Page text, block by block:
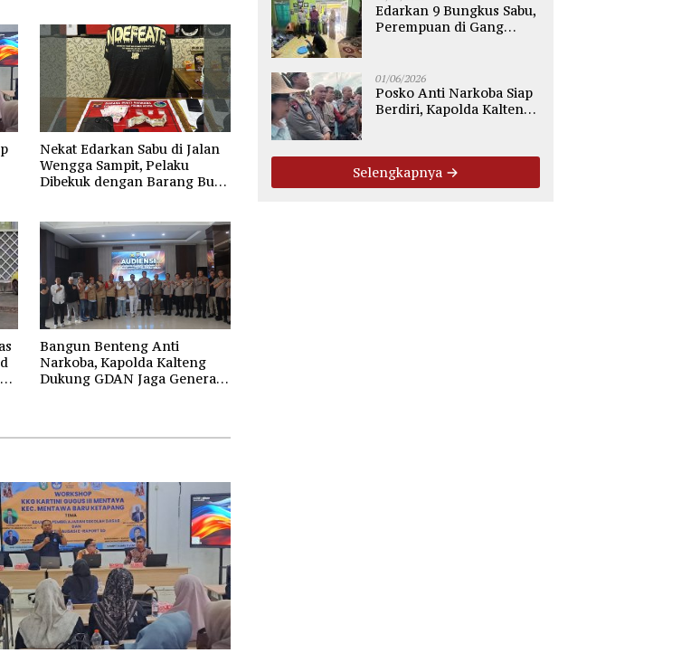
Nekat Edarkan Sabu di Jalan
Wengga Sampit, Pelaku
Dibekuk dengan Barang Bukti
Bangun Benteng Anti
Narkoba, Kapolda Kalteng
Dukung GDAN Jaga Generasi
Edarkan 9 Bungkus Sabu,
Perempuan di Gang
01/06/2026
Posko Anti Narkoba Siap
Berdiri, Kapolda Kalteng:
Palangka Raya
Selengkapnya